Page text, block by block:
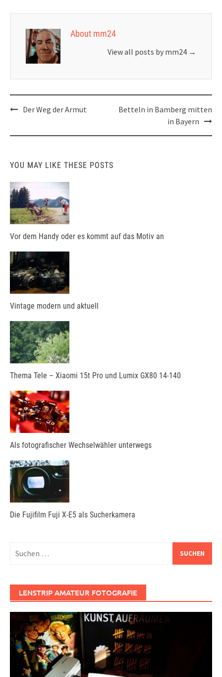
About mm24
View all posts by mm24 →
PostDer Weg der Armut
Betteln in Bamberg mitten
in Bayern
YOU MAY LIKE THESE POSTS
Vor dem Handy oder es kommt auf das Motiv an
Vintage modern und aktuell
Thema Tele – Xiaomi 15t Pro und Lumix GX80 14-140
Als fotografischer Wechselwähler unterwegs
Die Fujifilm Fuji X-E5 als Sucherkamera
nach:
LENSTRIP AMATEUR FOTOGRAFIE